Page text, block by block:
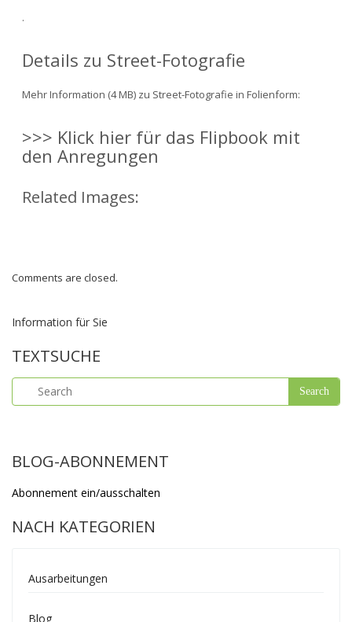
.
Details zu Street-Fotografie
Mehr Information (4 MB) zu Street-Fotografie in Folienform:
>>> Klick hier für das Flipbook mit
den Anregungen
Related Images:
Comments are closed.
Information für Sie
TEXTSUCHE
BLOG-ABONNEMENT
Abonnement ein/ausschalten
NACH KATEGORIEN
Ausarbeitungen
Blog